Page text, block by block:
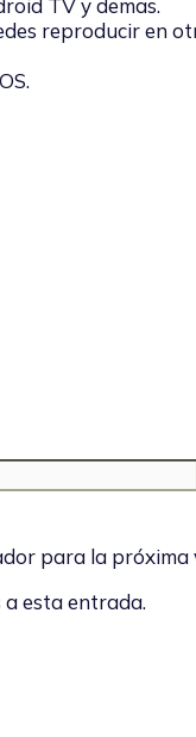
TV y demas.
reproducir en
para la próxima
a esta entrada.